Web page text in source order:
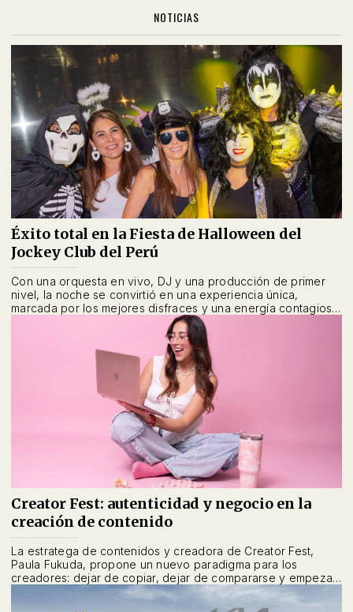
NOTICIAS
Éxito total en la Fiesta de Halloween del
Jockey Club del Perú
Con una orquesta en vivo, DJ y una producción de primer
nivel, la noche se convirtió en una experiencia única,
marcada por los mejores disfraces y una energía contagiosa
que se mantuvo hasta las primeras horas de la mañana.
Creator Fest: autenticidad y negocio en la
creación de contenido
La estratega de contenidos y creadora de Creator Fest,
Paula Fukuda, propone un nuevo paradigma para los
creadores: dejar de copiar, dejar de compararse y empezar
a comunicar desde la esencia para crecer y monetizar con